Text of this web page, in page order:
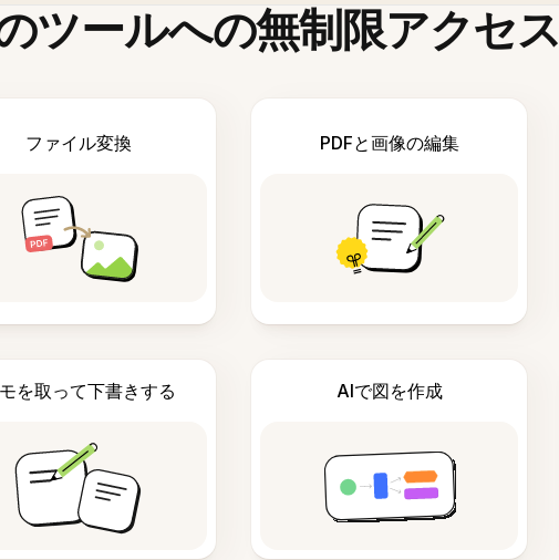
ツールへの無制限アクセス
ファイル変換 PDFと画像の編集
を取って下書きする AIで図を作成